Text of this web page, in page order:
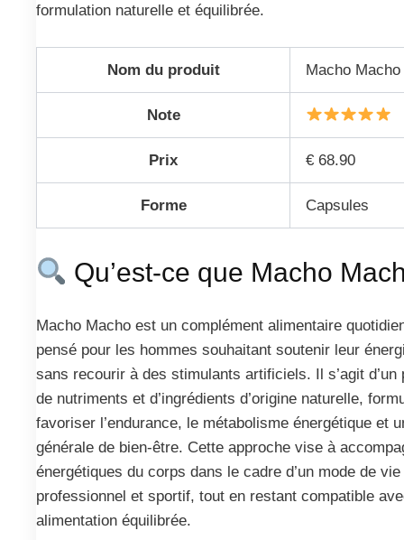
formulation naturelle et équilibrée.
Nom du produit Macho Macho
Note
Prix € 68.90
Forme Capsules
Qu’est-ce que Macho
Macho Macho est un complément alimentaire
pensé pour les hommes souhaitant soutenir leur
sans recourir à des stimulants artificiels. Il s’agit d’un
de nutriments et d’ingrédients d’origine naturelle,
favoriser l’endurance, le métabolisme énergétique et
générale de bien-être. Cette approche vise à
énergétiques du corps dans le cadre d’un mode de
professionnel et sportif, tout en restant compatible
alimentation équilibrée.